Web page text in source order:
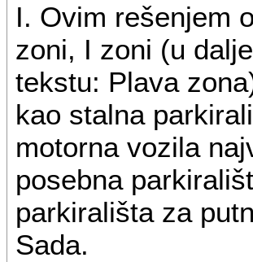
I. Ovim rešenjem
zoni, I zoni (u
tekstu: Plava
kao stalna
motorna vozila
posebna
parkirališta za
Sada.